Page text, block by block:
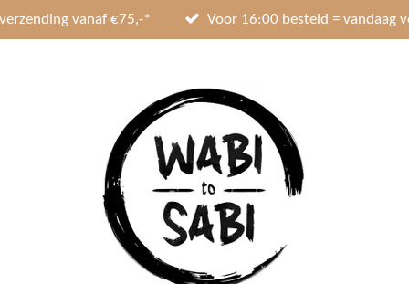
vanaf €75,-* Voor 16:00 besteld = vandaag